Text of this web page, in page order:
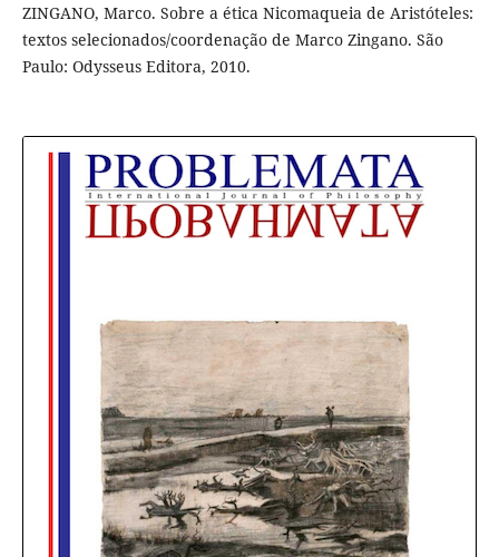
ZINGANO, Marco. Sobre a ética Nicomaqueia de Aristóteles:
textos selecionados/coordenação de Marco Zingano. São
Paulo: Odysseus Editora, 2010.